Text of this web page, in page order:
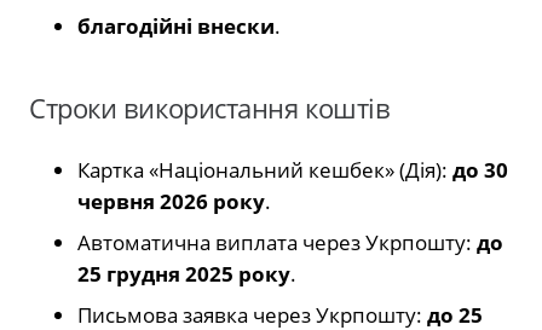
благодійні внески.
Строки використання коштів
Картка «Національний кешбек» (Дія): до 30
червня 2026 року.
Автоматична виплата через Укрпошту: до
25 грудня 2025 року.
Письмова заявка через Укрпошту: до 25